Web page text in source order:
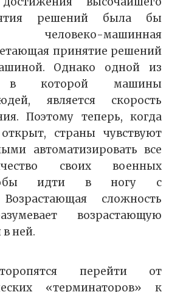
решений была бы
машинная
принятие решений
Однако одной из
в которой машины
является скорость
Поэтому теперь, когда
страны чувствуют
автоматизировать все
своих военных
идти в ногу с
сложность
возрастающую
в ней.
перейти от
«терминаторов» к